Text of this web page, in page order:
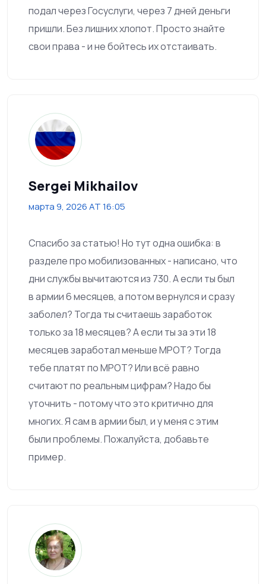
подал через Госуслуги, через 7 дней деньги
пришли. Без лишних хлопот. Просто знайте
свои права - и не бойтесь их отстаивать.
Sergei Mikhailov
марта 9, 2026 AT 16:05
Спасибо за статью! Но тут одна ошибка: в
разделе про мобилизованных - написано, что
дни службы вычитаются из 730. А если ты был
в армии 6 месяцев, а потом вернулся и сразу
заболел? Тогда ты считаешь заработок
только за 18 месяцев? А если ты за эти 18
месяцев заработал меньше МРОТ? Тогда
тебе платят по МРОТ? Или всё равно
считают по реальным цифрам? Надо бы
уточнить - потому что это критично для
многих. Я сам в армии был, и у меня с этим
были проблемы. Пожалуйста, добавьте
пример.